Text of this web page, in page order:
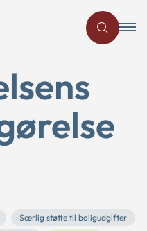
Særlig støtte til boligudgifter